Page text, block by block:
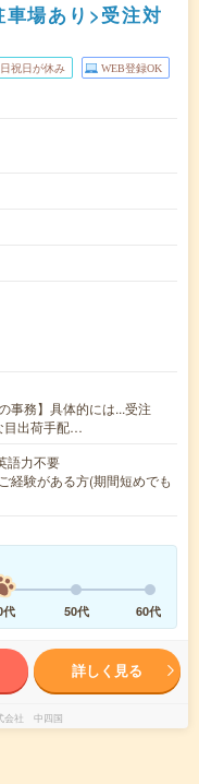
場あり>受注対
祝日が休み WEB登録OK
事務】具体的には...受注
目出荷手配…
語力不要
経験がある方(期間短めでも
代 50代 60代
詳しく見る
会社 中四国